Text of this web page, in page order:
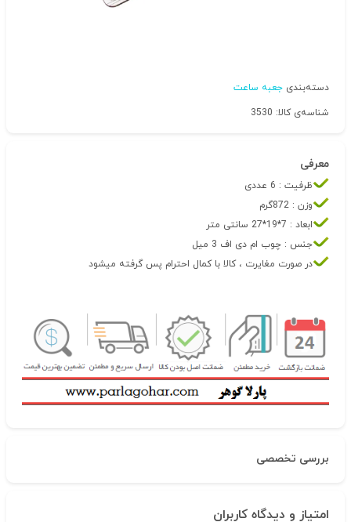
دسته‌بندی جعبه ساعت
شناسه‌ی کالا: 3530
معرفی
ظرفیت : 6 عددی
وزن : 872گرم
ابعاد : 7*19*27 سانتی متر
جنس : چوب ام دی اف 3 میل
در صورت مغایرت ، کالا با کمال احترام پس گرفته میشود
بررسی تخصصی
امتیاز و دیدگاه کاربران